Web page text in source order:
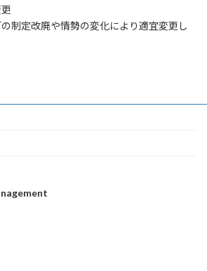
制定改廃や情勢の変化により適宜変更し